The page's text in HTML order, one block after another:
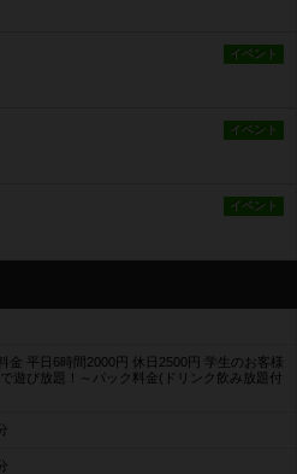
イベント
イベント
イベント
金 平日6時間2000円 休日2500円 学生のお客様
遊び放題！～パック料金(ドリンク飲み放題付